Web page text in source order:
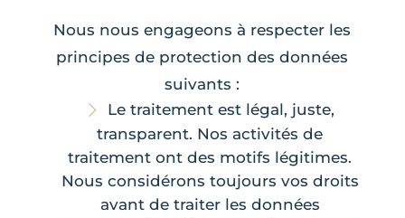
Nous nous engageons à respecter les
principes de protection des données
suivants :
Le traitement est légal, juste,
transparent. Nos activités de
traitement ont des motifs légitimes.
Nous considérons toujours vos droits
avant de traiter les données